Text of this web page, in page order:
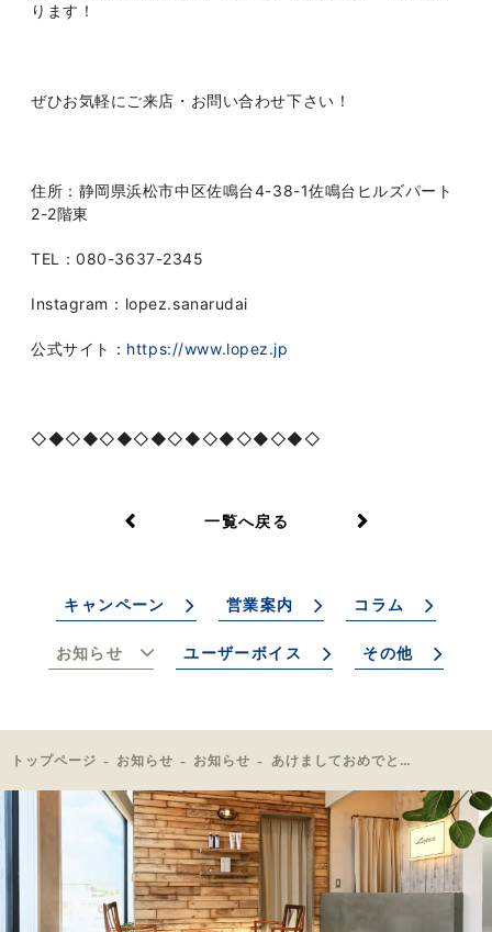
ります！
ぜひお気軽にご来店・お問い合わせ下さい！
住所：静岡県浜松市中区佐鳴台4-38-1佐鳴台ヒルズパート
2-2階東
TEL ：080-3637-2345
Instagram ： lopez.sanarudai
公式サイト： https://www.lopez.jp
◇◆◇◆◇◆◇◆◇◆◇◆◇◆◇◆◇
一覧へ戻る
キャンペーン 営業案内 コラム
お知らせ ユーザーボイス その他
トップページ お知らせ お知らせ あけましておめでとうございます！！